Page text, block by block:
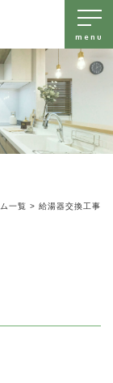
合わせ
ください。
一覧 > 給湯器交換工事